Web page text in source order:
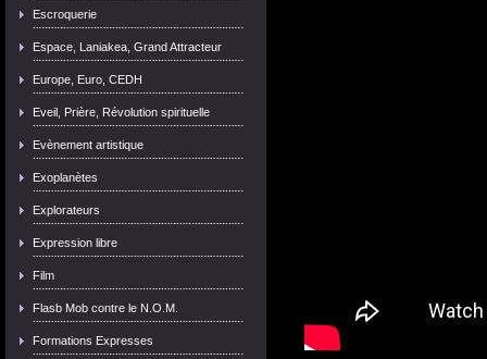
Escroquerie
Espace, Laniakea, Grand Attracteur
Europe, Euro, CEDH
Eveil, Prière, Révolution spirituelle
Evènement artistique
Exoplanètes
Explorateurs
Expression libre
Film
Flasb Mob contre le N.O.M.
Formations Expresses